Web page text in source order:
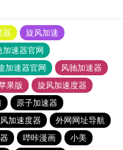
器
旋风加速
加速器官网
加速器官网
风驰加速器
果版
旋风加速度器
原子加速器
加速度器
外网网址导航
哔咔漫画
小美